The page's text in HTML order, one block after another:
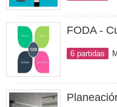
FODA -
6 partidas